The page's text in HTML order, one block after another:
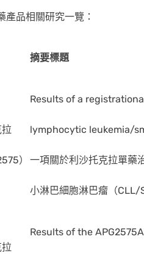
品相關研究一覽：
摘要標題
）
Results of a
lymphocytic leukemia/
一項關於利沙托克拉單藥
小淋巴細胞淋巴瘤（CLL/
Results of the